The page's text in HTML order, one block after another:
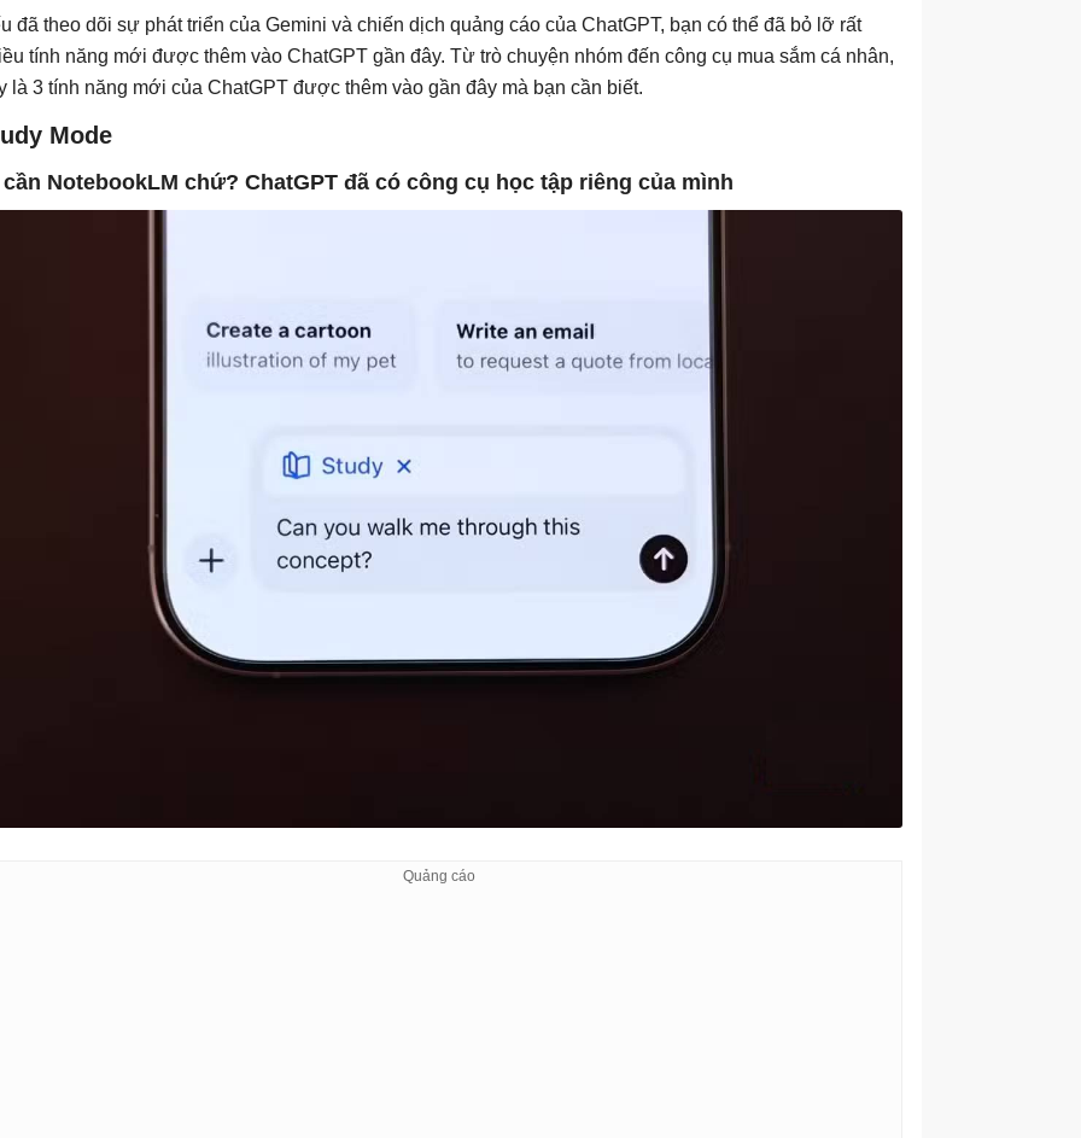
đã theo dõi sự phát triển của Gemini và chiến dịch quảng cáo của ChatGPT, bạn có thể đã bỏ lỡ rất
tính năng mới được thêm vào ChatGPT gần đây. Từ trò chuyện nhóm đến công cụ mua sắm cá nhân,
là 3 tính năng mới của ChatGPT được thêm vào gần đây mà bạn cần biết.
Mode
NotebookLM chứ? ChatGPT đã có công cụ học tập riêng của mình